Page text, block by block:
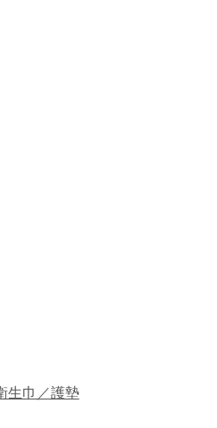
生巾／護墊